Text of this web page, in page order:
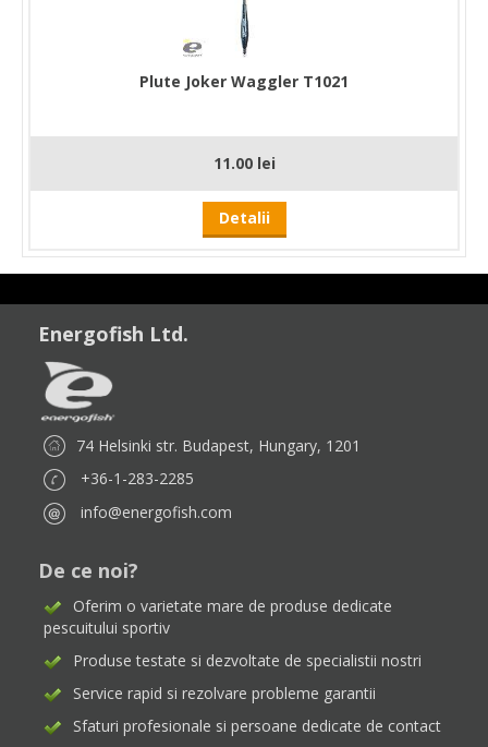
Plute Joker Waggler T1021
11.00 lei
Detalii
Energofish Ltd.
74 Helsinki str. Budapest, Hungary, 1201
+36-1-283-2285
info@energofish.com
De ce noi?
Oferim o varietate mare de produse dedicate
pescuitului sportiv
Produse testate si dezvoltate de specialistii nostri
Service rapid si rezolvare probleme garantii
Sfaturi profesionale si persoane dedicate de contact